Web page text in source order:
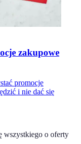
zakupowe
promocje
i nie dać się
wszystkiego o oferty